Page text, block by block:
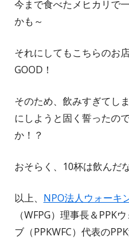
今まで食べたメヒカリで
かも～
それにしてもこちらのお
GOOD！
そのため、飲みすぎてし
にしようと固く誓ったの
か！？
おそらく、10杯は飲んだ
以上、 NPO法人ウォーキ
（WFPG）理事長＆PPK
ブ（PPKWFC）代表の